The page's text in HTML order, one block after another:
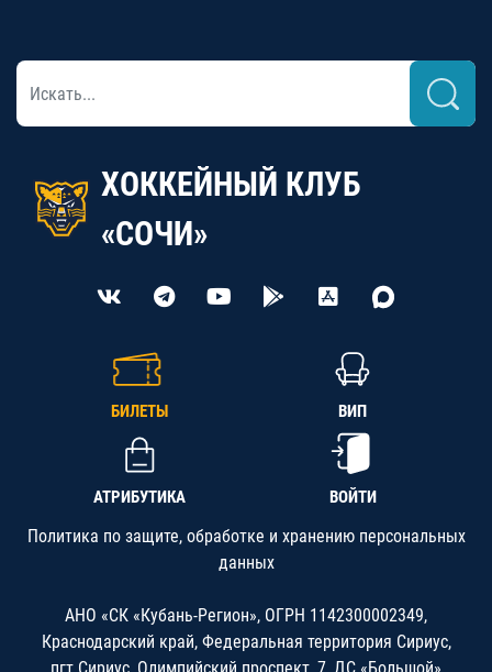
ХОККЕЙНЫЙ КЛУБ
«СОЧИ»
БИЛЕТЫ ВИП
АТРИБУТИКА ВОЙТИ
Политика по защите, обработке и хранению персональных
данных
АНО «СК «Кубань-Регион», ОГРН 1142300002349,
Краснодарский край, Федеральная территория Сириус,